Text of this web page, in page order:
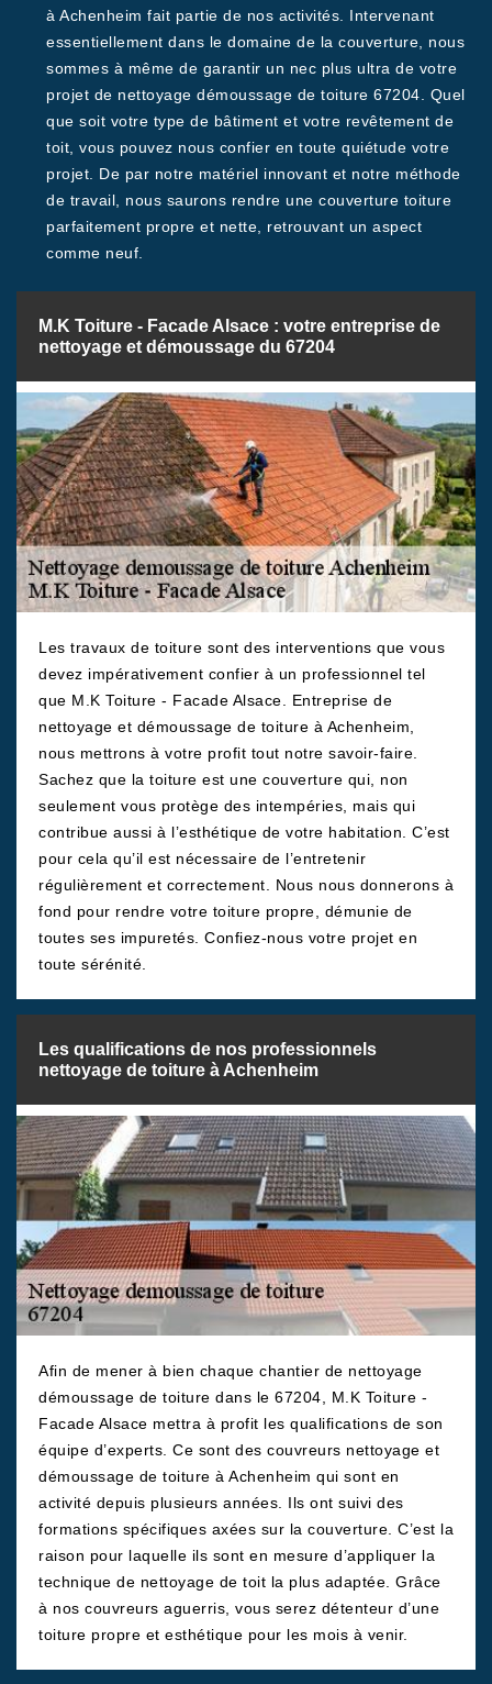
à Achenheim fait partie de nos activités. Intervenant
essentiellement dans le domaine de la couverture, nous
sommes à même de garantir un nec plus ultra de votre
projet de nettoyage démoussage de toiture 67204. Quel
que soit votre type de bâtiment et votre revêtement de
toit, vous pouvez nous confier en toute quiétude votre
projet. De par notre matériel innovant et notre méthode
de travail, nous saurons rendre une couverture toiture
parfaitement propre et nette, retrouvant un aspect
comme neuf.
M.K Toiture - Facade Alsace : votre entreprise de
nettoyage et démoussage du 67204
Les travaux de toiture sont des interventions que vous
devez impérativement confier à un professionnel tel
que M.K Toiture - Facade Alsace. Entreprise de
nettoyage et démoussage de toiture à Achenheim,
nous mettrons à votre profit tout notre savoir-faire.
Sachez que la toiture est une couverture qui, non
seulement vous protège des intempéries, mais qui
contribue aussi à l’esthétique de votre habitation. C’est
pour cela qu’il est nécessaire de l’entretenir
régulièrement et correctement. Nous nous donnerons à
fond pour rendre votre toiture propre, démunie de
toutes ses impuretés. Confiez-nous votre projet en
toute sérénité.
Les qualifications de nos professionnels
nettoyage de toiture à Achenheim
Afin de mener à bien chaque chantier de nettoyage
démoussage de toiture dans le 67204, M.K Toiture -
Facade Alsace mettra à profit les qualifications de son
équipe d’experts. Ce sont des couvreurs nettoyage et
démoussage de toiture à Achenheim qui sont en
activité depuis plusieurs années. Ils ont suivi des
formations spécifiques axées sur la couverture. C’est la
raison pour laquelle ils sont en mesure d’appliquer la
technique de nettoyage de toit la plus adaptée. Grâce
à nos couvreurs aguerris, vous serez détenteur d’une
toiture propre et esthétique pour les mois à venir.